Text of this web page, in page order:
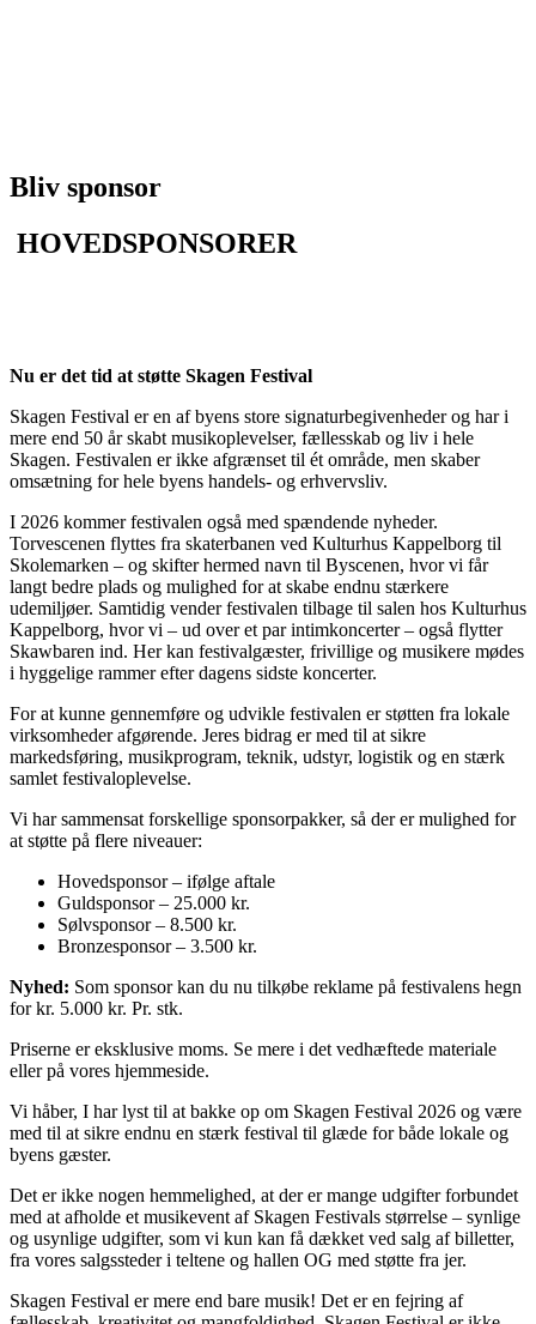
Bliv sponsor
HOVEDSPONSORER
Nu er det tid at støtte Skagen Festival
Skagen Festival er en af byens store signaturbegivenheder og har i
mere end 50 år skabt musikoplevelser, fællesskab og liv i hele
Skagen. Festivalen er ikke afgrænset til ét område, men skaber
omsætning for hele byens handels- og erhvervsliv.
I 2026 kommer festivalen også med spændende nyheder.
Torvescenen flyttes fra skaterbanen ved Kulturhus Kappelborg til
Skolemarken – og skifter hermed navn til Byscenen, hvor vi får
langt bedre plads og mulighed for at skabe endnu stærkere
udemiljøer. Samtidig vender festivalen tilbage til salen hos Kulturhus
Kappelborg, hvor vi – ud over et par intimkoncerter – også flytter
Skawbaren ind. Her kan festivalgæster, frivillige og musikere mødes
i hyggelige rammer efter dagens sidste koncerter.
For at kunne gennemføre og udvikle festivalen er støtten fra lokale
virksomheder afgørende. Jeres bidrag er med til at sikre
markedsføring, musikprogram, teknik, udstyr, logistik og en stærk
samlet festivaloplevelse.
Vi har sammensat forskellige sponsorpakker, så der er mulighed for
at støtte på flere niveauer:
Hovedsponsor – ifølge aftale
Guldsponsor – 25.000 kr.
Sølvsponsor – 8.500 kr.
Bronzesponsor – 3.500 kr.
Nyhed: Som sponsor kan du nu tilkøbe reklame på festivalens hegn
for kr. 5.000 kr. Pr. stk.
Priserne er eksklusive moms. Se mere i det vedhæftede materiale
eller på vores hjemmeside.
Vi håber, I har lyst til at bakke op om Skagen Festival 2026 og være
med til at sikre endnu en stærk festival til glæde for både lokale og
byens gæster.
Det er ikke nogen hemmelighed, at der er mange udgifter forbundet
med at afholde et musikevent af Skagen Festivals størrelse – synlige
og usynlige udgifter, som vi kun kan få dækket ved salg af billetter,
fra vores salgssteder i teltene og hallen OG med støtte fra jer.
Skagen Festival er mere end bare musik! Det er en fejring af